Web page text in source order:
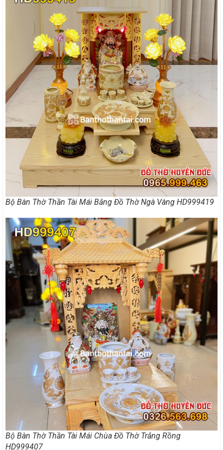
Bộ Bàn Thờ Thần Tài Mái Bằng Đồ Thờ Ngà Vàng HD999419
Bộ Bàn Thờ Thần Tài Mái Chùa Đồ Thờ Trắng Rồng
HD999407